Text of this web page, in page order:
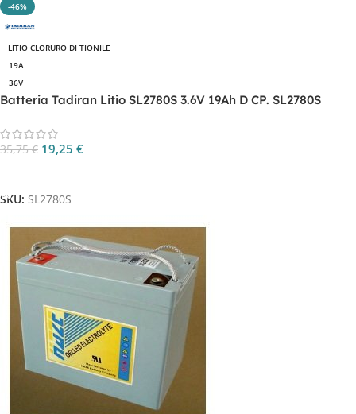
-46%
LITIO CLORURO DI TIONILE
19A
36V
Batteria Tadiran Litio SL2780S 3.6V 19Ah D CP. SL2780S
35,75€ 19,25 €
SKU: SL2780S